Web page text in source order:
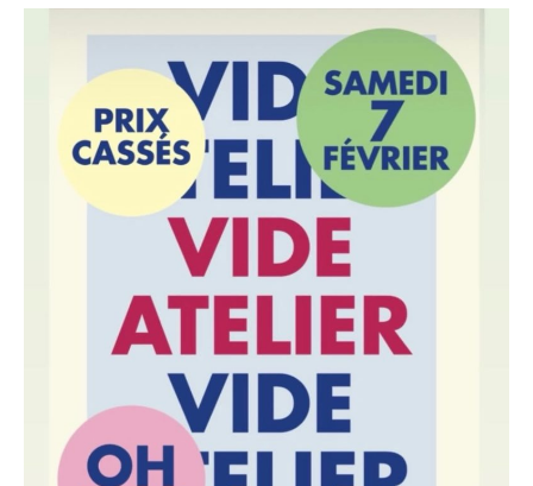
Vide
ateliers
des
créateurs
artisans
MakeICI
Montreuil